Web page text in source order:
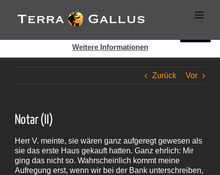
Inhalt
springen
Zurück Vor
Notar (II)
Herr V. meinte, sie wären ganz aufgeregt gewesen als
sie das erste Haus gekauft hatten. Ganz ehrlich: Mir
ging das nicht so. Wahrscheinlich kommt meine
Aufregung erst, wenn wir bei der Bank unterschreiben,
Cookies helfen auf auf dieser Seite bei der Bereitstellung der
Dienste. Durch die Nutzung dieser Webseite erklären Sie sich
Weitere Informationen